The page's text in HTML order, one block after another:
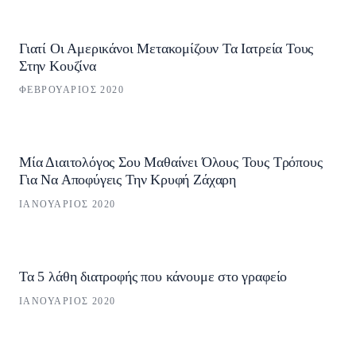
Γιατί Οι Αμερικάνοι Μετακομίζουν Τα Ιατρεία Τους
Στην Κουζίνα
ΦΕΒΡΟΥΆΡΙΟΣ 2020
Μία Διαιτολόγος Σου Μαθαίνει Όλους Τους Τρόπους
Για Να Αποφύγεις Την Κρυφή Ζάχαρη
ΙΑΝΟΥΆΡΙΟΣ 2020
Τα 5 λάθη διατροφής που κάνουμε στο γραφείο
ΙΑΝΟΥΆΡΙΟΣ 2020